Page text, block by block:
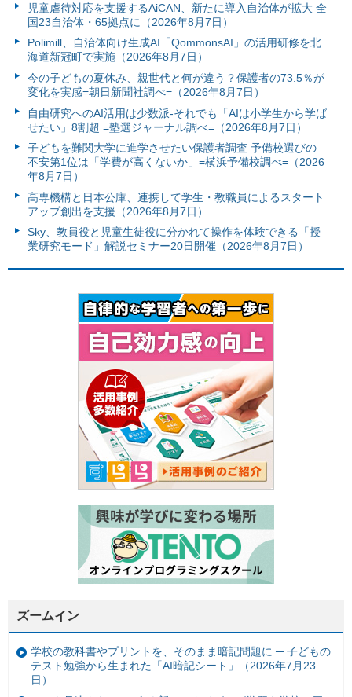
児童虐待対応を支援するAiCAN、新たに導入自治体が拡大 全
国23自治体・65拠点に（2026年8月7日）
Polimill、自治体向け生成AI「QommonsAI」の活用研修を北
海道新冠町で実施（2026年8月7日）
今の子どもの夏休み、親世代と何が違う？保護者の73.5％が
変化を実感=朝日新聞社調べ=（2026年8月7日）
自由研究へのAI活用は少数派-それでも「AIは小学生から学ば
せたい」8割超 =塾選ジャーナル調べ=（2026年8月7日）
子どもを難関大学に進学させたい保護者調査 予備校選びの
不安第1位は「学費が高くないか」=横浜予備校調べ=（2026
年8月7日）
高専機構と日本公庫、連携して学生・教職員によるスタート
アップ創出を支援（2026年8月7日）
Sky、教員役と児童生徒役に分かれて操作を体験できる「授
業研究モード」解説セミナー20日開催（2026年8月7日）
ズームイン
学校の教科書やプリントを、そのまま暗記問題に ─ 子どもの
テスト勉強から生まれた「AI暗記シート」（2026年7月23
日）